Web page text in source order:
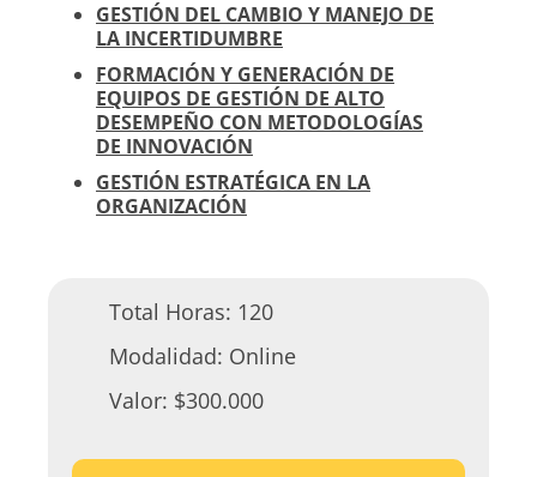
GESTIÓN DEL CAMBIO Y MANEJO DE
LA INCERTIDUMBRE
FORMACIÓN Y GENERACIÓN DE
EQUIPOS DE GESTIÓN DE ALTO
DESEMPEÑO CON METODOLOGÍAS
DE INNOVACIÓN
GESTIÓN ESTRATÉGICA EN LA
ORGANIZACIÓN
Total Horas: 120
Modalidad: Online
Valor: $300.000